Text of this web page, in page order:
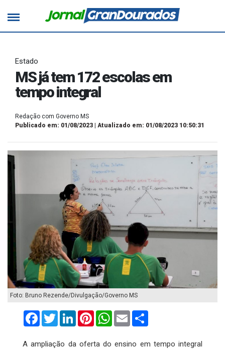
Estado
MS já tem 172 escolas em
tempo integral
Redação com Governo MS
Publicado em: 01/08/2023 | Atualizado em: 01/08/2023 10:50:31
Foto: Bruno Rezende/Divulgação/Governo MS
FacebookTwitterLinkedInPinterestWhatsApp
Email
A ampliação da oferta do ensino em tempo integral